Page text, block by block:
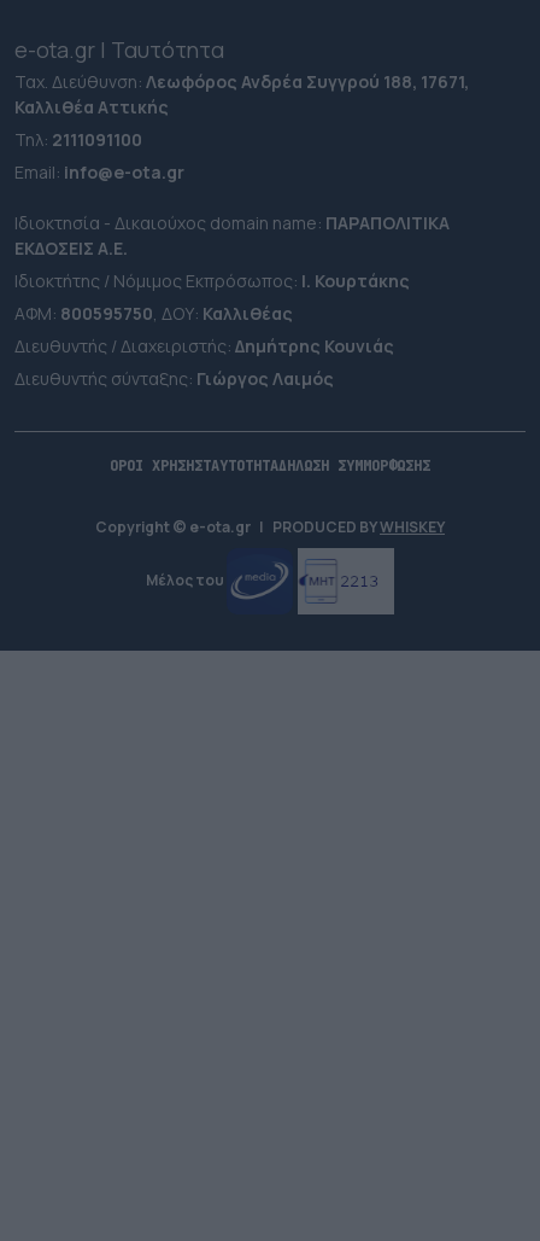
e-ota.gr | Ταυτότητα
Ταχ. Διεύθυνση: Λεωφόρος Ανδρέα Συγγρού 188, 17671,
Καλλιθέα Αττικής
Τηλ: 2111091100
Εmail: info@e-ota.gr
Ιδιοκτησία - Δικαιούχος domain name: ΠΑΡΑΠΟΛΙΤΙΚΑ
ΕΚΔΟΣΕΙΣ A.E.
Ιδιοκτήτης / Νόμιμος Εκπρόσωπος: Ι. Κουρτάκης
ΑΦΜ: 800595750, ΔΟΥ: Καλλιθέας
Διευθυντής / Διαχειριστής: Δημήτρης Κουνιάς
Διευθυντής σύνταξης: Γιώργος Λαιμός
ΟΡΟΙ ΧΡΗΣΗΣΤΑΥΤΟΤΗΤΑΔΗΛΩΣΗ ΣΥΜΜΟΡΦΩΣΗΣ
Copyright © e-ota.gr | PRODUCED BYWHISKEY
Μέλος του